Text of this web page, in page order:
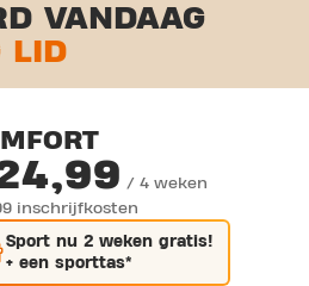
VANDAAG
LID
/ 4 weken
inschrijfkosten
Sport nu 2 weken gratis!
+ een sporttas*